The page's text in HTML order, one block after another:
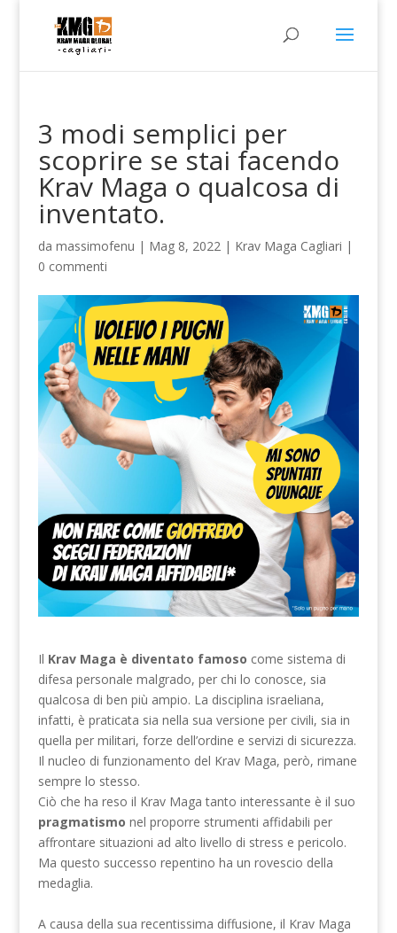
3 modi semplici per
scoprire se stai facendo
Krav Maga o qualcosa di
inventato.
da massimofenu | Mag 8, 2022| Krav Maga Cagliari |
0 commenti
Il Krav Maga è diventato famoso come sistema di
difesa personale malgrado, per chi lo conosce, sia
qualcosa di ben più ampio. La disciplina israeliana,
infatti, è praticata sia nella sua versione per civili, sia in
quella per militari, forze dell’ordine e servizi di sicurezza.
Il nucleo di funzionamento del Krav Maga, però, rimane
sempre lo stesso.
Ciò che ha reso il Krav Maga tanto interessante è il suo
pragmatismo nel proporre strumenti affidabili per
affrontare situazioni ad alto livello di stress e pericolo.
Ma questo successo repentino ha un rovescio della
medaglia.
A causa della sua recentissima diffusione, il Krav Maga